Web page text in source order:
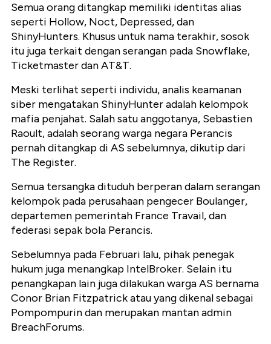
Semua orang ditangkap memiliki identitas alias
seperti Hollow, Noct, Depressed, dan
ShinyHunters. Khusus untuk nama terakhir, sosok
itu juga terkait dengan serangan pada Snowflake,
Ticketmaster dan AT&T.
Meski terlihat seperti individu, analis keamanan
siber mengatakan ShinyHunter adalah kelompok
mafia penjahat. Salah satu anggotanya, Sebastien
Raoult, adalah seorang warga negara Perancis
pernah ditangkap di AS sebelumnya, dikutip dari
The Register.
Semua tersangka dituduh berperan dalam serangan
kelompok pada perusahaan pengecer Boulanger,
departemen pemerintah France Travail, dan
federasi sepak bola Perancis.
Sebelumnya pada Februari lalu, pihak penegak
hukum juga menangkap IntelBroker. Selain itu
penangkapan lain juga dilakukan warga AS bernama
Conor Brian Fitzpatrick atau yang dikenal sebagai
Pompompurin dan merupakan mantan admin
BreachForums.